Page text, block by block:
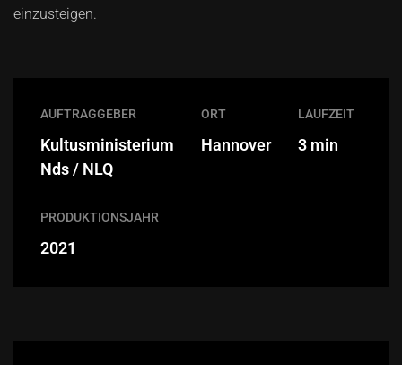
einzusteigen.
AUFTRAGGEBER
Kultusministerium
Nds / NLQ
ORT
Hannover
LAUFZEIT
3 min
PRODUKTIONSJAHR
2021